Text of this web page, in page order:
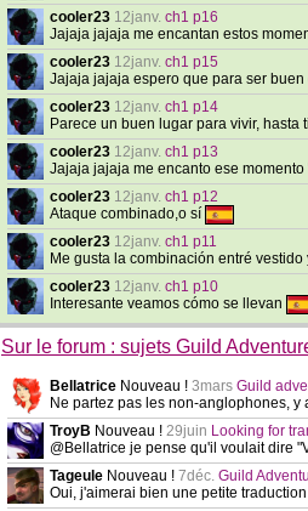
cooler23 12janv. ch1 p16
Jajaja jajaja me encantan estos
cooler23 12janv. ch1 p15
Jajaja jajaja espero que para ser
cooler23 12janv. ch1 p14
Parece un buen lugar para vivir,
cooler23 12janv. ch1 p13
Jajaja jajaja me encanto ese
cooler23 12janv. ch1 p12
Ataque combinado,o sí
cooler23 12janv. ch1 p11
Me gusta la combinación entré
cooler23 12janv. ch1 p10
Interesante veamos cómo se llevan
Sur le forum : sujets Guild
Bellatrice Nouveau ! 3mars Guild
Ne partez pas les non-anglophones,
TroyB Nouveau ! 29juin Looking for
@Bellatrice je pense qu'il voulait dire
Tageule Nouveau ! 7déc. Guild
Oui, j'aimerai bien une petite